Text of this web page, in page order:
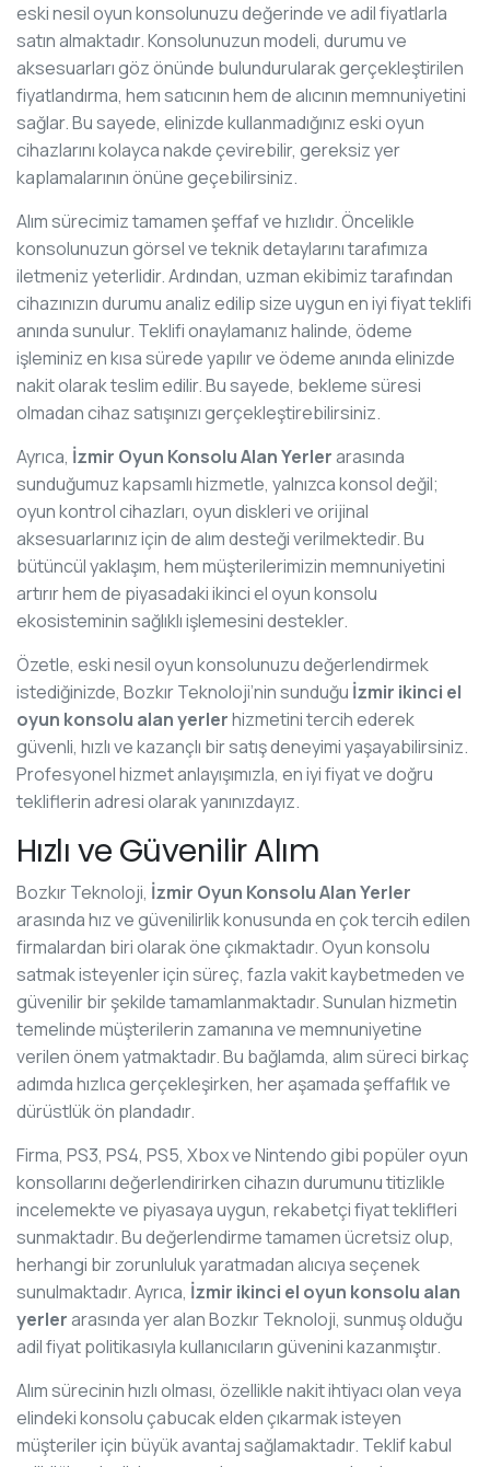
eski nesil oyun konsolunuzu değerinde ve adil fiyatlarla
satın almaktadır. Konsolunuzun modeli, durumu ve
aksesuarları göz önünde bulundurularak gerçekleştirilen
fiyatlandırma, hem satıcının hem de alıcının memnuniyetini
sağlar. Bu sayede, elinizde kullanmadığınız eski oyun
cihazlarını kolayca nakde çevirebilir, gereksiz yer
kaplamalarının önüne geçebilirsiniz.
Alım sürecimiz tamamen şeffaf ve hızlıdır. Öncelikle
konsolunuzun görsel ve teknik detaylarını tarafımıza
iletmeniz yeterlidir. Ardından, uzman ekibimiz tarafından
cihazınızın durumu analiz edilip size uygun en iyi fiyat teklifi
anında sunulur. Teklifi onaylamanız halinde, ödeme
işleminiz en kısa sürede yapılır ve ödeme anında elinizde
nakit olarak teslim edilir. Bu sayede, bekleme süresi
olmadan cihaz satışınızı gerçekleştirebilirsiniz.
Ayrıca, İzmir Oyun Konsolu Alan Yerlerarasında
sunduğumuz kapsamlı hizmetle, yalnızca konsol değil;
oyun kontrol cihazları, oyun diskleri ve orijinal
aksesuarlarınız için de alım desteği verilmektedir. Bu
bütüncül yaklaşım, hem müşterilerimizin memnuniyetini
artırır hem de piyasadaki ikinci el oyun konsolu
ekosisteminin sağlıklı işlemesini destekler.
Özetle, eski nesil oyun konsolunuzu değerlendirmek
istediğinizde, Bozkır Teknoloji’nin sunduğu İzmir ikinci el
oyun konsolu alan yerlerhizmetini tercih ederek
güvenli, hızlı ve kazançlı bir satış deneyimi yaşayabilirsiniz.
Profesyonel hizmet anlayışımızla, en iyi fiyat ve doğru
tekliflerin adresi olarak yanınızdayız.
Hızlı ve Güvenilir Alım
Bozkır Teknoloji, İzmir Oyun Konsolu Alan Yerler
arasında hız ve güvenilirlik konusunda en çok tercih edilen
firmalardan biri olarak öne çıkmaktadır. Oyun konsolu
satmak isteyenler için süreç, fazla vakit kaybetmeden ve
güvenilir bir şekilde tamamlanmaktadır. Sunulan hizmetin
temelinde müşterilerin zamanına ve memnuniyetine
verilen önem yatmaktadır. Bu bağlamda, alım süreci birkaç
adımda hızlıca gerçekleşirken, her aşamada şeffaflık ve
dürüstlük ön plandadır.
Firma, PS3, PS4, PS5, Xbox ve Nintendo gibi popüler oyun
konsollarını değerlendirirken cihazın durumunu titizlikle
incelemekte ve piyasaya uygun, rekabetçi fiyat teklifleri
sunmaktadır. Bu değerlendirme tamamen ücretsiz olup,
herhangi bir zorunluluk yaratmadan alıcıya seçenek
sunulmaktadır. Ayrıca, İzmir ikinci el oyun konsolu alan
yerlerarasında yer alan Bozkır Teknoloji, sunmuş olduğu
adil fiyat politikasıyla kullanıcıların güvenini kazanmıştır.
Alım sürecinin hızlı olması, özellikle nakit ihtiyacı olan veya
elindeki konsolu çabucak elden çıkarmak isteyen
müşteriler için büyük avantaj sağlamaktadır. Teklif kabul